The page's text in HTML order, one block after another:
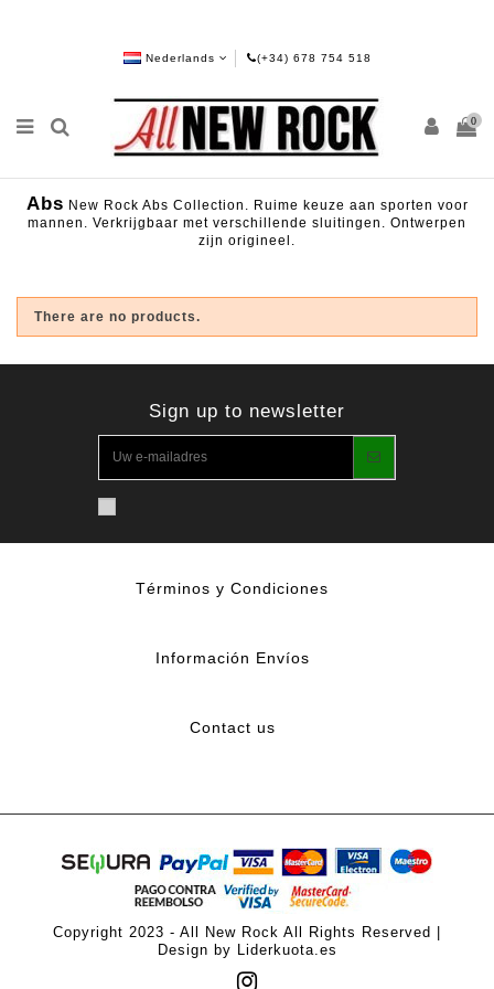
Nederlands (+34) 678 754 518
0
Abs New Rock Abs Collection. Ruime keuze aan sporten voor
mannen. Verkrijgbaar met verschillende sluitingen. Ontwerpen
zijn origineel.
There are no products.
Sign up to newsletter
Términos y Condiciones
Información Envíos
Contact us
Copyright 2023 - All New Rock All Rights Reserved |
Design by Liderkuota.es